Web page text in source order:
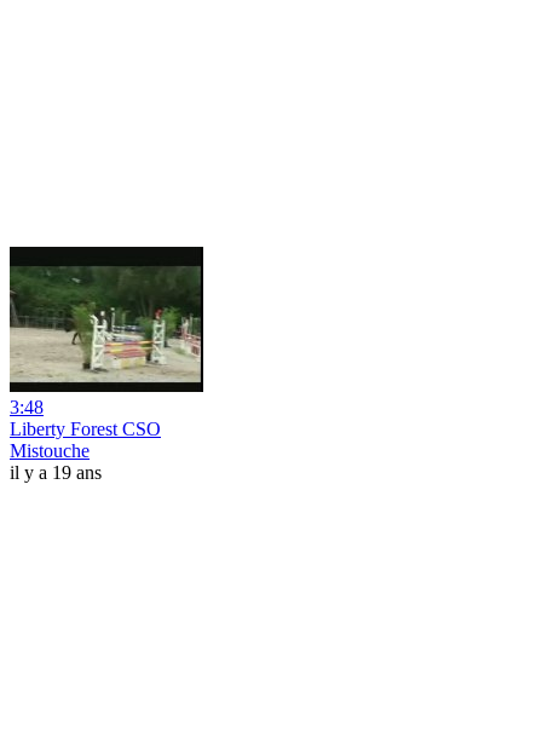
3:48
Liberty Forest CSO
Mistouche
il y a 19 ans